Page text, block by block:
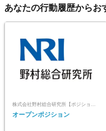
あなたの行動履歴からお
株式会社野村総合研究所【ポジションマッチ登録】
オープンポジション